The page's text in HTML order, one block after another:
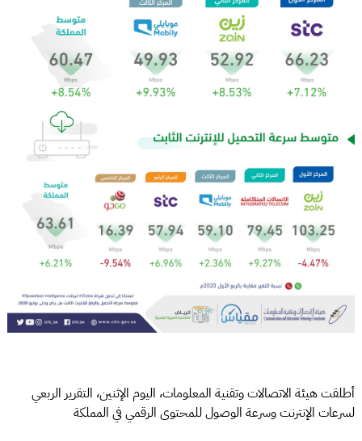
أطلقت هيئة الاتصالات وتقنية المعلومات، اليوم الإثنين، التقرير الربعي
لسرعات الإنترنت وسرعة الوصول للمحتوى الرقمي في المملكة